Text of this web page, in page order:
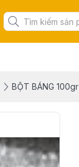
BỘT BÁNG 100gr